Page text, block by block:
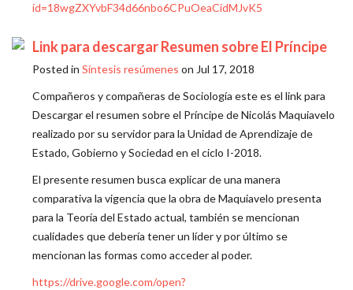
id=18wgZXYvbF34d66nbo6CPuOeaCidMJvK5
Link para descargar Resumen sobre El Príncipe
Posted in Síntesis resúmenes on Jul 17, 2018
Compañeros y compañeras de Sociología este es el link para
Descargar el resumen sobre el Príncipe de Nicolás Maquiavelo
realizado por su servidor para la Unidad de Aprendizaje de
Estado, Gobierno y Sociedad en el ciclo I-2018.
El presente resumen busca explicar de una manera
comparativa la vigencia que la obra de Maquiavelo presenta
para la Teoría del Estado actual, también se mencionan
cualidades que debería tener un líder y por último se
mencionan las formas como acceder al poder.
https://drive.google.com/open?